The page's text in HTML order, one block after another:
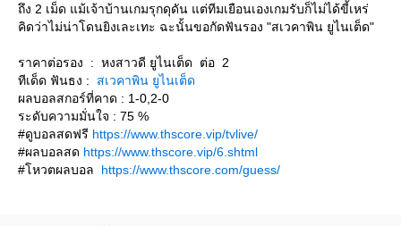
ถึง 2 เม็ด แม้เจ้าบ้านเกมรุกดุดัน แต่ทีมเยือนเองเกมรับก็ไม่ได้ขี้เหร่
คิดว่าไม่น่าโดนยิงเละเทะ ฉะนั้นขอกัดฟันรอง "สเวคาพิน ยูไนเต็ด"
ราคาต่อรอง : หงสาวดี ยูไนเต็ด ต่อ 2
ทีเด็ด ฟันธง : สเวคาพิน ยูไนเต็ด
ผลบอลสกอร์ที่คาด : 1-0,2-0
ระดับความมั่นใจ : 75 %
#ดูบอลสดฟรี https://www.thscore.vip/tvlive/
#ผลบอลสด https://www.thscore.vip/6.shtml
#โหวตผลบอล https://www.thscore.com/guess/